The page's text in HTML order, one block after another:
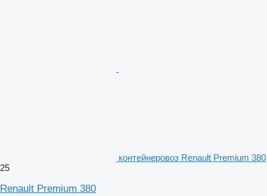
контейнеровоз Renault Premium 380
25
Renault Premium 380